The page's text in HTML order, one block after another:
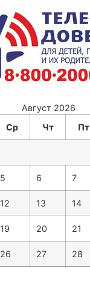
Август 2026
Ср Чт Пт
5 6 7
12 13 14
19 20 21
26 27 28